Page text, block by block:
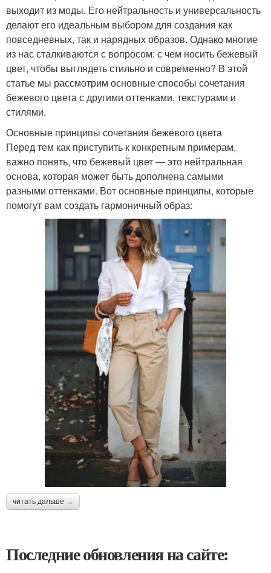
выходит из моды. Его нейтральность и универсальность
делают его идеальным выбором для создания как
повседневных, так и нарядных образов. Однако многие
из нас сталкиваются с вопросом: с чем носить бежевый
цвет, чтобы выглядеть стильно и современно? В этой
статье мы рассмотрим основные способы сочетания
бежевого цвета с другими оттенками, текстурами и
стилями.
Основные принципы сочетания бежевого цвета
Перед тем как приступить к конкретным примерам,
важно понять, что бежевый цвет — это нейтральная
основа, которая может быть дополнена самыми
разными оттенками. Вот основные принципы, которые
помогут вам создать гармоничный образ:
читать дальше →
Последние обновления на сайте: